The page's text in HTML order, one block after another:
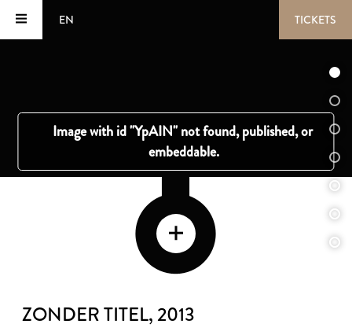
EN TICKETS
ZONDER TITEL, 2013